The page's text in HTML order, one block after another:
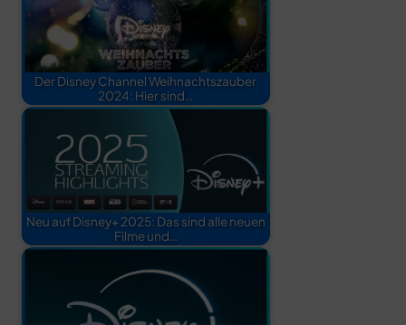
Der Disney Channel Weihnachtszauber
2024: Hier sind…
Neu auf Disney+ 2025: Das sind alle neuen
Filme und…